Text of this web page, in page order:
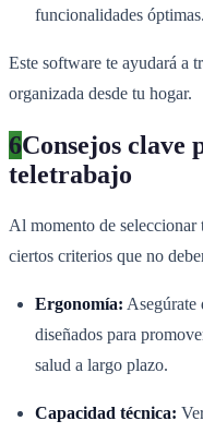
funcionalidades óptimas.
Este software te ayudará a
organizada desde tu hogar.
6Consejos clave
teletrabajo
Al momento de seleccionar
ciertos criterios que no
Ergonomía: Asegúrate
diseñados para
salud a largo plazo.
Capacidad técnica: